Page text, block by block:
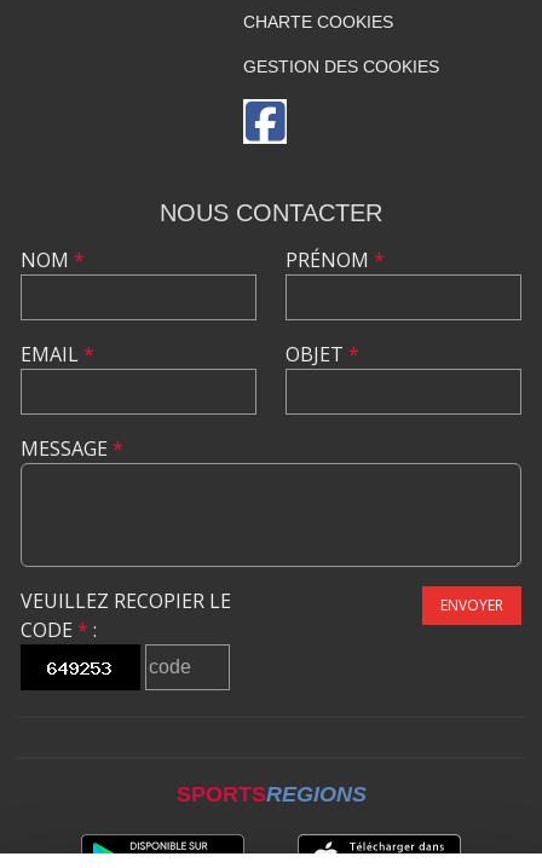
CHARTE COOKIES
GESTION DES COOKIES
NOUS CONTACTER
NOM *
EMAIL*
PRÉNOM *
OBJET *
MESSAGE *
VEUILLEZ RECOPIER LE
CODE * :
ENVOYER
SPORTSREGIONS